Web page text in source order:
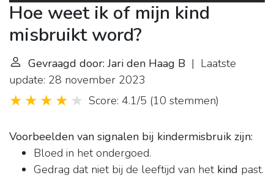
Hoe weet ik of mijn kind
misbruikt word?
Gevraagd door: Jari den Haag B | Laatste
update: 28 november 2023
Score: 4.1/5 (10 stemmen)
Voorbeelden van signalen bij kindermisbruik zijn:
Bloed in het ondergoed.
Gedrag dat niet bij de leeftijd van het kind past.